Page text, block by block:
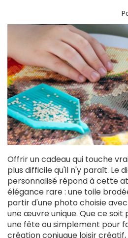
Offrir un cadeau qui touche
plus difficile qu'il n'y paraît. Le
personnalisé répond à cette
élégance rare : une toile
partir d'une photo choisie
une œuvre unique. Que ce soit
une fête ou simplement pour
création conjugue loisir